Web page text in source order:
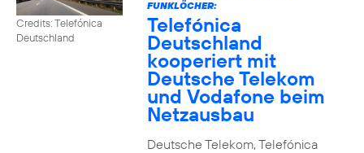
Credits: Telefónica
Deutschland
FUNKLÖCHER:
Telefónica
Deutschland
kooperiert mit
Deutsche Telekom
und Vodafone beim
Netzausbau
Deutsche Telekom, Telefónica